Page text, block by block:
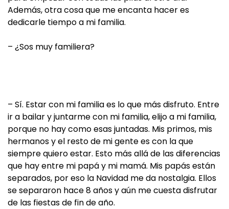
Además, otra cosa que me encanta hacer es
dedicarle tiempo a mi familia.
– ¿Sos muy familiera?
– Sí. Estar con mi familia es lo que más disfruto. Entre
ir a bailar y juntarme con mi familia, elijo a mi familia,
porque no hay como esas juntadas. Mis primos, mis
hermanos y el resto de mi gente es con la que
siempre quiero estar. Esto más allá de las diferencias
que hay entre mi papá y mi mamá. Mis papás están
separados, por eso la Navidad me da nostalgia. Ellos
se separaron hace 8 años y aún me cuesta disfrutar
de las fiestas de fin de año.